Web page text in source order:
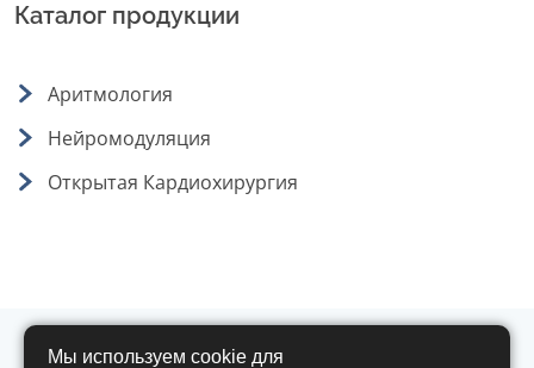
Каталог продукции
Аритмология
Нейромодуляция
Открытая Кардиохирургия
Мы используем cookie для